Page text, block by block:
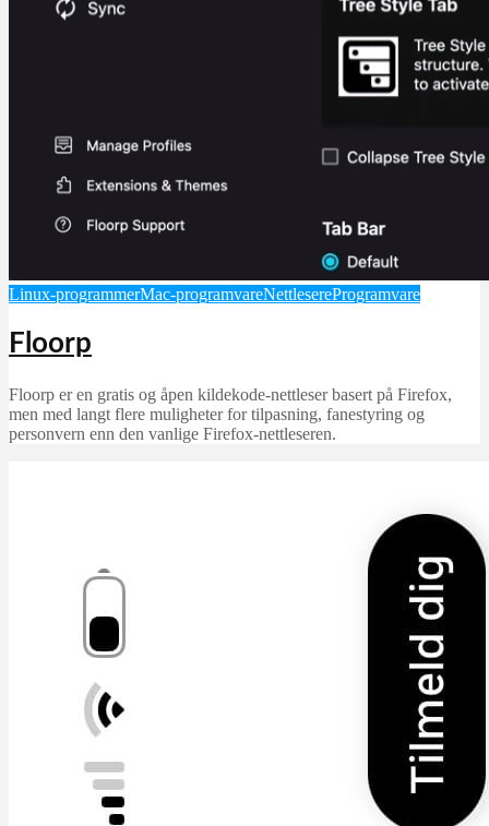
Linux-programmerMac-programvareNettlesereProgramvare
Floorp
Floorp er en gratis og åpen kildekode-nettleser basert på Firefox,
men med langt flere muligheter for tilpasning, fanestyring og
personvern enn den vanlige Firefox-nettleseren.